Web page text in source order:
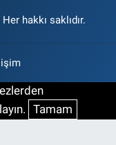
hakkı saklıdır.
Tamam